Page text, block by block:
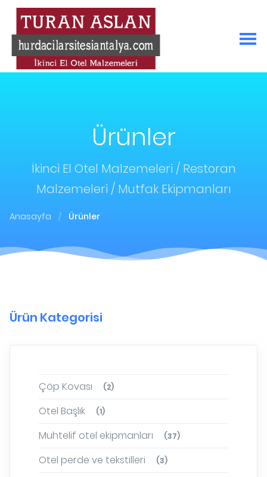
Ürünler
İkinci El Otel Malzemeleri / Restoran
Malzemeleri / Mutfak Ekipmanları
Anasayfa / Ürünler
Ürün Kategorisi
Çöp Kovası (2)
Otel Başlık (1)
Muhtelif otel ekipmanları (37)
Otel perde ve tekstilleri (3)